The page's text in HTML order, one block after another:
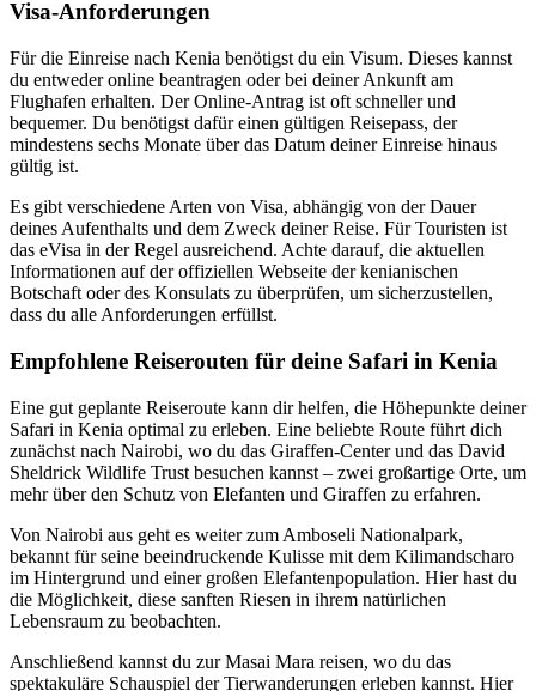
Visa-Anforderungen
Für die Einreise nach Kenia benötigst du ein Visum. Dieses kannst
du entweder online beantragen oder bei deiner Ankunft am
Flughafen erhalten. Der Online-Antrag ist oft schneller und
bequemer. Du benötigst dafür einen gültigen Reisepass, der
mindestens sechs Monate über das Datum deiner Einreise hinaus
gültig ist.
Es gibt verschiedene Arten von Visa, abhängig von der Dauer
deines Aufenthalts und dem Zweck deiner Reise. Für Touristen ist
das eVisa in der Regel ausreichend. Achte darauf, die aktuellen
Informationen auf der offiziellen Webseite der kenianischen
Botschaft oder des Konsulats zu überprüfen, um sicherzustellen,
dass du alle Anforderungen erfüllst.
Empfohlene Reiserouten für deine Safari in Kenia
Eine gut geplante Reiseroute kann dir helfen, die Höhepunkte deiner
Safari in Kenia optimal zu erleben. Eine beliebte Route führt dich
zunächst nach Nairobi, wo du das Giraffen-Center und das David
Sheldrick Wildlife Trust besuchen kannst – zwei großartige Orte, um
mehr über den Schutz von Elefanten und Giraffen zu erfahren.
Von Nairobi aus geht es weiter zum Amboseli Nationalpark,
bekannt für seine beeindruckende Kulisse mit dem Kilimandscharo
im Hintergrund und einer großen Elefantenpopulation. Hier hast du
die Möglichkeit, diese sanften Riesen in ihrem natürlichen
Lebensraum zu beobachten.
Anschließend kannst du zur Masai Mara reisen, wo du das
spektakuläre Schauspiel der Tierwanderungen erleben kannst. Hier